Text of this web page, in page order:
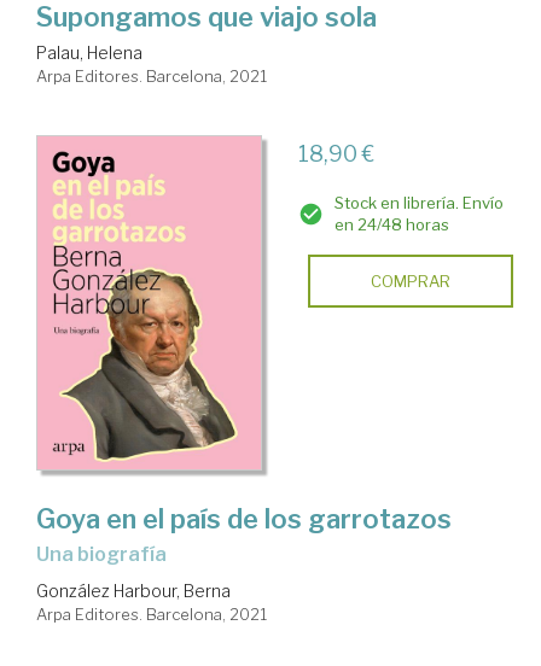
Supongamos que viajo sola
Palau, Helena
Arpa Editores. Barcelona, 2021
18,90 €
Stock en librería. Envío
en 24/48 horas
COMPRAR
Goya en el país de los garrotazos
una biografía
González Harbour, Berna
Arpa Editores. Barcelona, 2021